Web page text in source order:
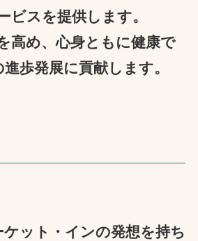
ビスを提供します。
高め、心身ともに健康で
歩発展に貢献します。
ット・インの発想を持ち